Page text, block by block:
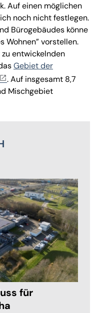
Auf einen möglichen
noch nicht festlegen.
Bürogebäudes könne
Wohnen” vorstellen.
entwickelnden
Gebiet der
. Auf insgesamt 8,7
Mischgebiet
für